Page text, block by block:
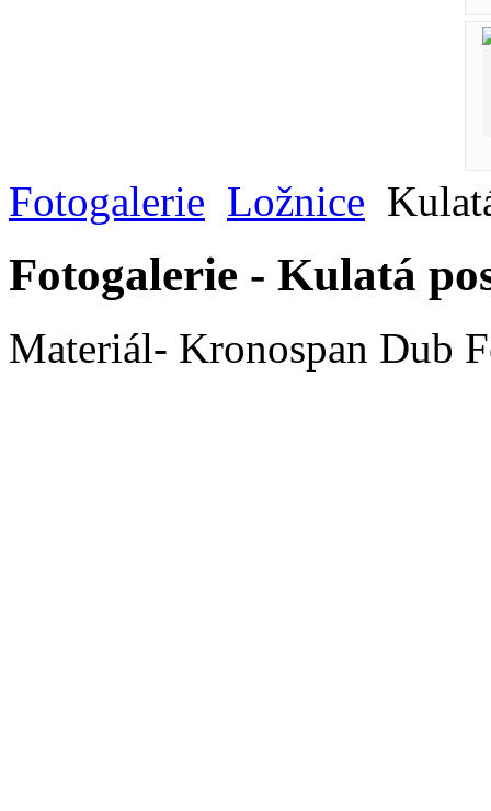
Fotogalerie Ložnice
Fotogalerie - Kulatá
Materiál- Kronospan Dub